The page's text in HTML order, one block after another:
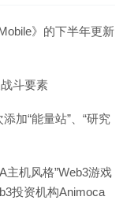
》的下半年更新
斗要素
加“能量站”、“研究
主机风格”Web3游戏
投资机构Animoca